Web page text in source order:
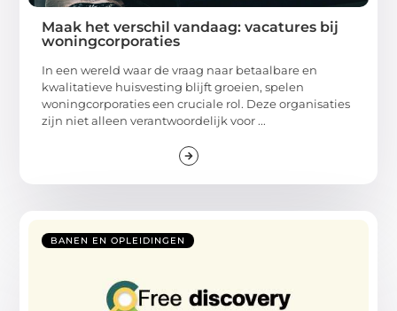
Maak het verschil vandaag: vacatures bij
woningcorporaties
In een wereld waar de vraag naar betaalbare en
kwalitatieve huisvesting blijft groeien, spelen
woningcorporaties een cruciale rol. Deze organisaties
zijn niet alleen verantwoordelijk voor ...
BANEN EN OPLEIDINGEN